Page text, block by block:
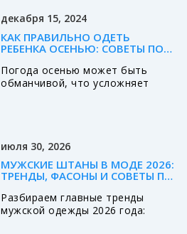
для идеального силуэта.
декабря 15, 2024
КАК ПРАВИЛЬНО ОДЕТЬ
РЕБЕНКА ОСЕНЬЮ: СОВЕТЫ ПО
Погода осенью может быть
обманчивой, что усложняет
тепле. Рассмотрим, как одеть
ребенка в осеннюю погоду,
учитывая активность и
температуру воздуха. Также
узнаем, на что следует обратить
внимание при выборе
июля 30, 2026
МУЖСКИЕ ШТАНЫ В МОДЕ 2026:
ТРЕНДЫ, ФАСОНЫ И СОВЕТЫ ПО
Разбираем главные тренды
мужской одежды 2026 года: